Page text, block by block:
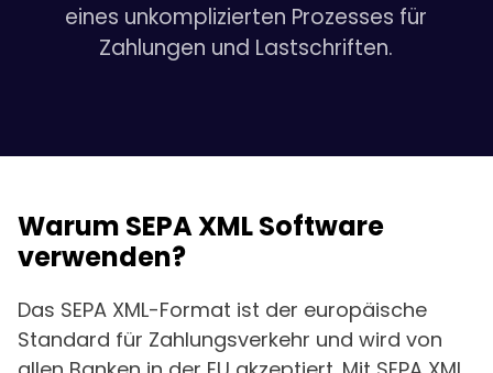
eines unkomplizierten Prozesses für
Zahlungen und Lastschriften.
Warum SEPA XML Software
verwenden?
Das SEPA XML-Format ist der europäische
Standard für Zahlungsverkehr und wird von